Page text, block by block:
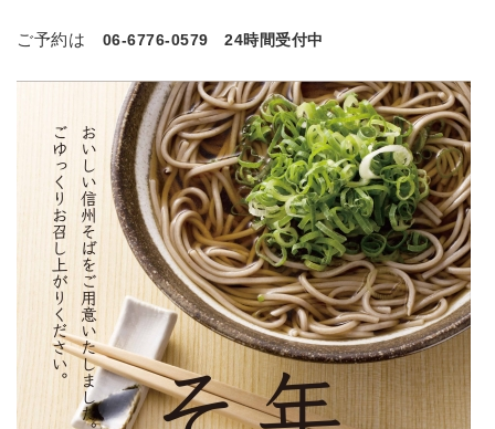
ご予約は 06-6776-0579 24時間受付中